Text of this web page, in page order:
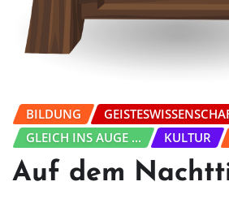
BILDUNG
GLEICH INS AUGE ...
KULTUR
Auf dem